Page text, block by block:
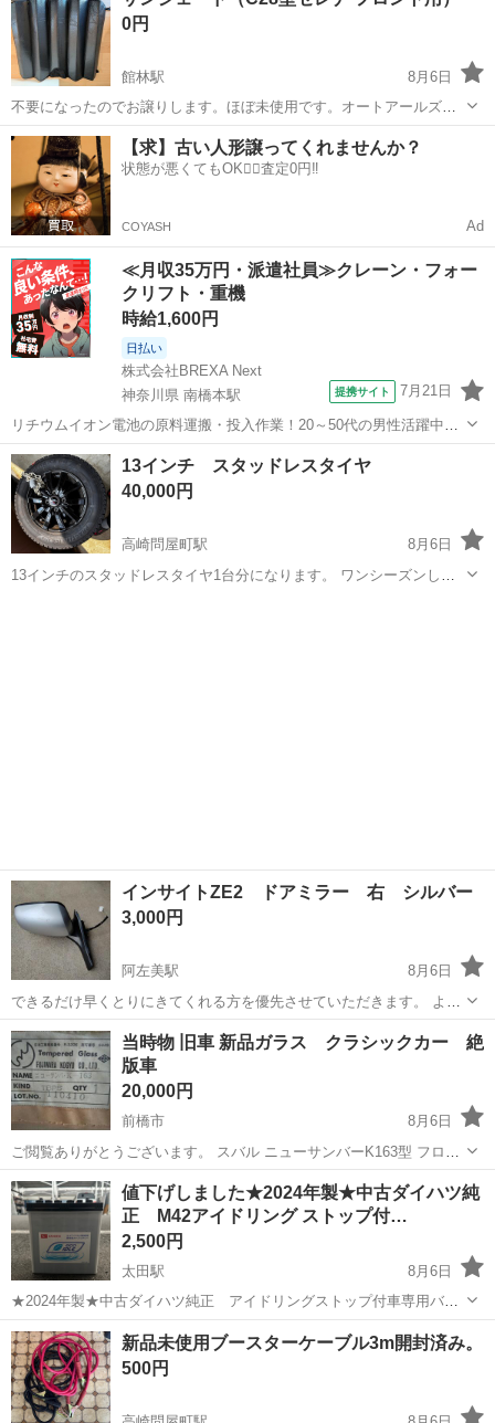
0円
館林駅
8月6日
不要になったのでお譲りします。ほぼ未使用です。オートアールズで
購入しました。
群馬 館林市 館林駅 アクセサリー
【求】古い人形譲ってくれませんか？
状態が悪くてもOK🙆‍♀️査定0円‼️
COYASH Ad
≪月収35万円・派遣社員≫クレーン・フォー
クリフト・重機
時給1,600円
日払い
株式会社BREXA Next
神奈川県 南橋本駅
提携サイト 7月21日
リチウムイオン電池の原料運搬・投入作業！20～50代の男性活躍中★
ワンルーム寮完備！赴任旅費会社負担！年間休日130日★フォークリフ
ト免許お持ちの方、活躍中！就業先食堂利用可★《神奈川県相模原
市》 人気の工場のお仕事 ◇電...
神奈川 相模原市 南橋本駅 その他
13インチ スタッドレスタイヤ
40,000円
高崎問屋町駅
8月6日
13インチのスタッドレスタイヤ1台分になります。 ワンシーズンしか
インサイトZE2 ドアミラー 右 シルバー
3,000円
阿左美駅
8月6日
できるだけ早くとりにきてくれる方を優先させていただきます。 よろ
しくおねがいします。
群馬 みどり市 阿左美駅 外装、車外用品 ドアミラー
当時物 旧車 新品ガラス クラシックカー 絶
版車
20,000円
前橋市
8月6日
ご閲覧ありがとうございます。 スバル ニューサンバーK163型 フロン
トガラス ダイハツ ハイゼットS35型 フロントガラス スバルR−2 リア
ガラス？ スバル レックスK23型？ フロントガラス 全て新品未使用 ...
群馬 前橋市 外装、車外用品
値下げしました★2024年製★中古ダイハツ純
正 M42アイドリング ストップ付…
2,500円
太田駅
8月6日
★2024年製★中古ダイハツ純正 アイドリングストップ付車専用バッ
テリー M-42 ミライースにつけてました。 先日（7/24）に車検を機
に交換しました。外したばかりです。 2年前にディーラーにて取付
後、距...
群馬 太田市 太田駅 メンテナンス用品
新品未使用ブースターケーブル3m開封済み。
500円